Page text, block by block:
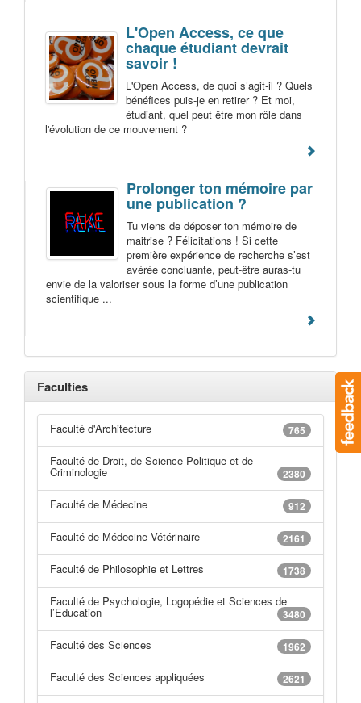
L'Open Access, ce que
chaque étudiant devrait
savoir !
L'Open Access, de quoi s’agit-il ? Quels
bénéfices puis-je en retirer ? Et moi,
étudiant, quel peut être mon rôle dans
l'évolution de ce mouvement ?
Prolonger ton mémoire par
une publication ?
Tu viens de déposer ton mémoire de
maitrise ? Félicitations ! Si cette
première expérience de recherche s’est
avérée concluante, peut-être auras-tu
envie de la valoriser sous la forme d’une publication
scientifique ...
Faculties
Faculté d'Architecture 765
Faculté de Droit, de Science Politique et de
Criminologie 2380
Faculté de Médecine 912
Faculté de Médecine Vétérinaire 2161
Faculté de Philosophie et Lettres 1738
Faculté de Psychologie, Logopédie et Sciences de
l’Education 3480
Faculté des Sciences 1962
Faculté des Sciences appliquées 2621